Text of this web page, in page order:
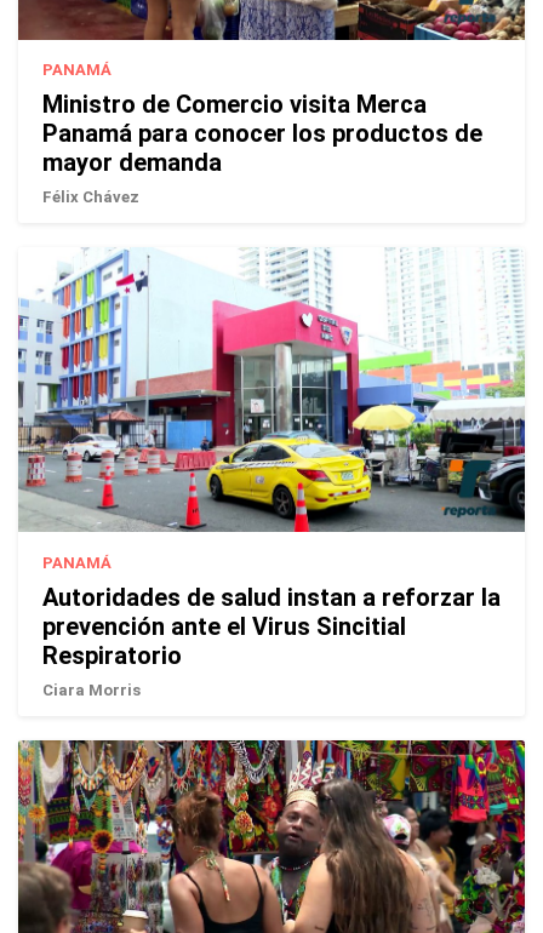
PANAMÁ
Ministro de Comercio visita Merca
Panamá para conocer los productos de
mayor demanda
Félix Chávez
PANAMÁ
Autoridades de salud instan a reforzar la
prevención ante el Virus Sincitial
Respiratorio
Ciara Morris